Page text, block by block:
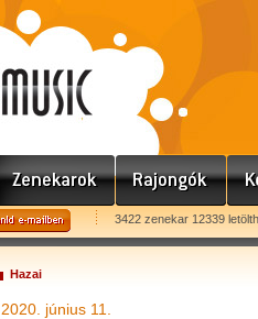
3422 zenekar 12339
Hazai
2020. június 11.